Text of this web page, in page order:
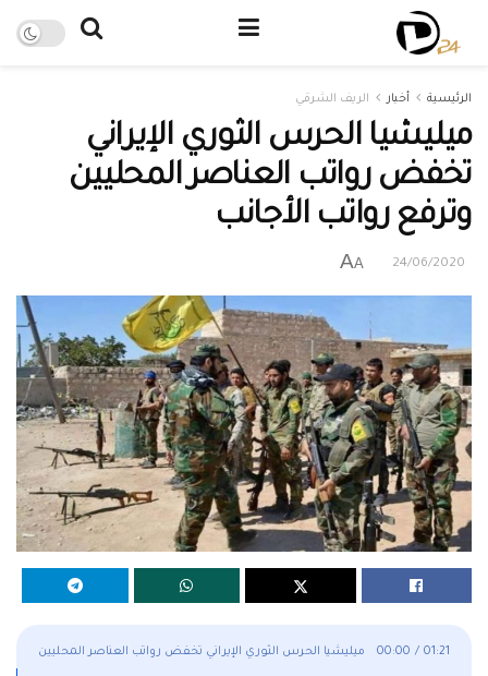
الرئيسية أخبار الريف الشرقي
ميليشيا الحرس الثوري الإيراني
تخفض رواتب العناصر المحليين
وترفع رواتب الأجانب
24/06/2020
A
A
ميليشيا الحرس الثوري الإيراني تخفض رواتب العناصر المحليين 00:00 / 01:21